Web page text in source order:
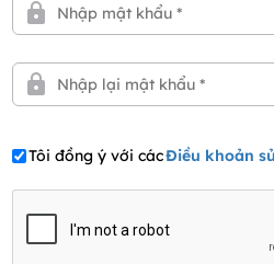
Tôi đồng ý với cácĐiều khoản